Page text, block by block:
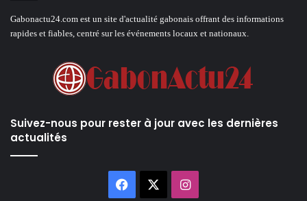
Gabonactu24.com est un site d'actualité gabonais offrant des informations
rapides et fiables, centré sur les événements locaux et nationaux.
Suivez-nous pour rester à jour avec les dernières
actualités
Facebook Instagram